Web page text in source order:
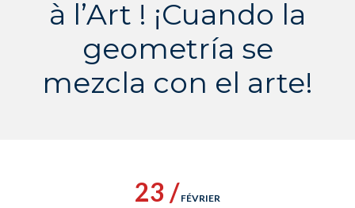
à l’Art ! ¡Cuando la
geometría se
mezcla con el arte!
23 / FÉVRIER